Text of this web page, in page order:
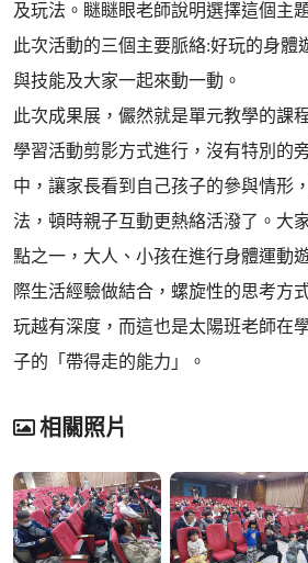
及玩法。瞇瞇眼老師說明選擇這個主
此次活動的三個主要脈絡:好玩的身體
與技能及大家一起來動一動。
此次成果展，儼然就是單元教學的課
學習活動剪影方式進行，沒有特別的
中，讓家長看到自己孩子的參與情形
法，頓時親子互動更熱絡活潑了。大
點之一，大人、小孩在進行身體運動
際生活經驗做結合，螺旋性的思考方
玩越有深度，而這也是太陽班老師在
子的「帶得走的能力」。
相關照片